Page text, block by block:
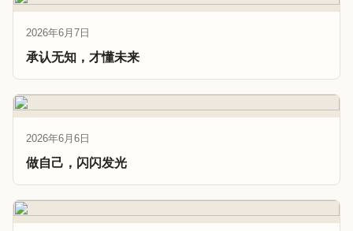
2026年6月7日
承认无知，才懂未来
2026年6月6日
做自己，闪闪发光